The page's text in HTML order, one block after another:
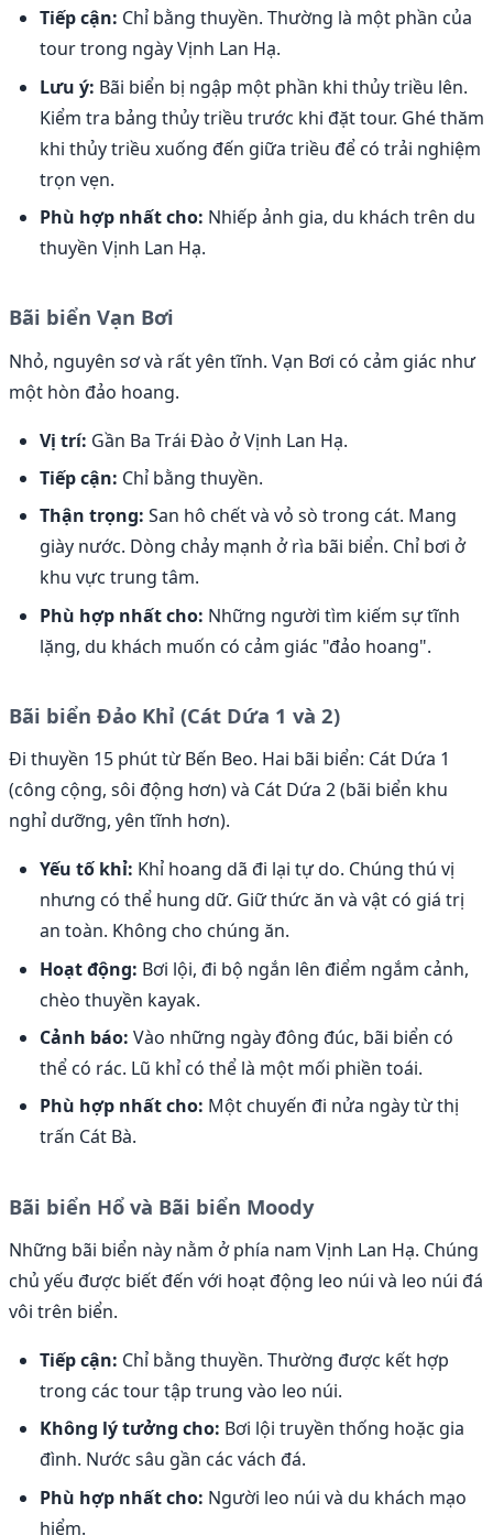
Tiếp cận: Chỉ bằng thuyền. Thường là một phần của
tour trong ngày Vịnh Lan Hạ.
Lưu ý: Bãi biển bị ngập một phần khi thủy triều lên.
Kiểm tra bảng thủy triều trước khi đặt tour. Ghé thăm
khi thủy triều xuống đến giữa triều để có trải nghiệm
trọn vẹn.
Phù hợp nhất cho: Nhiếp ảnh gia, du khách trên du
thuyền Vịnh Lan Hạ.
Bãi biển Vạn Bơi
Nhỏ, nguyên sơ và rất yên tĩnh. Vạn Bơi có cảm giác như
một hòn đảo hoang.
Vị trí: Gần Ba Trái Đào ở Vịnh Lan Hạ.
Tiếp cận: Chỉ bằng thuyền.
Thận trọng: San hô chết và vỏ sò trong cát. Mang
giày nước. Dòng chảy mạnh ở rìa bãi biển. Chỉ bơi ở
khu vực trung tâm.
Phù hợp nhất cho: Những người tìm kiếm sự tĩnh
lặng, du khách muốn có cảm giác "đảo hoang".
Bãi biển Đảo Khỉ (Cát Dứa 1 và 2)
Đi thuyền 15 phút từ Bến Beo. Hai bãi biển: Cát Dứa 1
(công cộng, sôi động hơn) và Cát Dứa 2 (bãi biển khu
nghỉ dưỡng, yên tĩnh hơn).
Yếu tố khỉ: Khỉ hoang dã đi lại tự do. Chúng thú vị
nhưng có thể hung dữ. Giữ thức ăn và vật có giá trị
an toàn. Không cho chúng ăn.
Hoạt động: Bơi lội, đi bộ ngắn lên điểm ngắm cảnh,
chèo thuyền kayak.
Cảnh báo: Vào những ngày đông đúc, bãi biển có
thể có rác. Lũ khỉ có thể là một mối phiền toái.
Phù hợp nhất cho: Một chuyến đi nửa ngày từ thị
trấn Cát Bà.
Bãi biển Hổ và Bãi biển Moody
Những bãi biển này nằm ở phía nam Vịnh Lan Hạ. Chúng
chủ yếu được biết đến với hoạt động leo núi và leo núi đá
vôi trên biển.
Tiếp cận: Chỉ bằng thuyền. Thường được kết hợp
trong các tour tập trung vào leo núi.
Không lý tưởng cho: Bơi lội truyền thống hoặc gia
đình. Nước sâu gần các vách đá.
Phù hợp nhất cho: Người leo núi và du khách mạo
hiểm.